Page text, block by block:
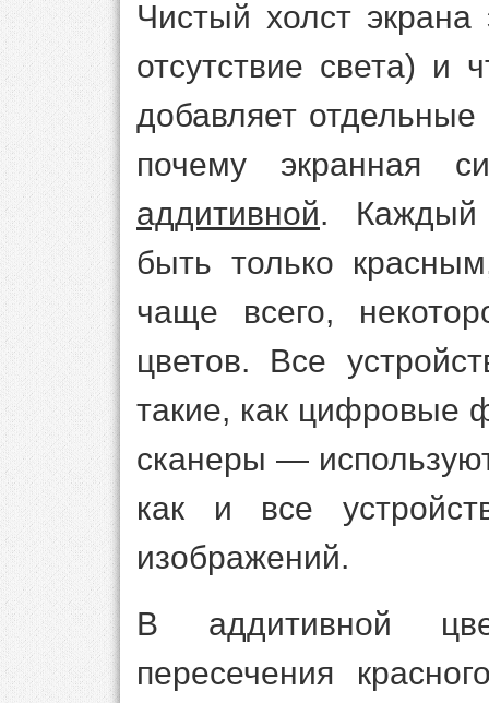
Чистый холст
отсутствие света) и
добавляет отдельные
почему экранная
аддитивной. Каждый
быть только
чаще всего,
цветов. Все
такие, как цифровые
сканеры —
как и все
изображений.
В аддитивной
пересечения